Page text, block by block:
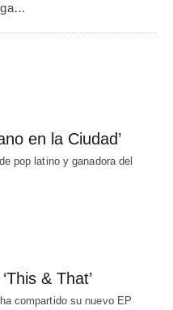
en la Ciudad’
pop latino y ganadora del
& That’
compartido su nuevo EP